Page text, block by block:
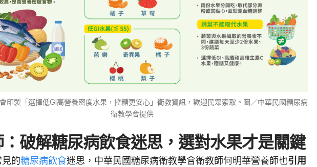
印製「選擇低GI高營養密度水果，控糖更安心」衛教資訊，歡迎民眾索取。圖／中華民國糖尿病
衛教學會提供
破解糖尿病飲食迷思，選對水果才是關鍵
的糖尿病飲食迷思，中華民國糖尿病衛教學會衛教師何明華營養師也引用